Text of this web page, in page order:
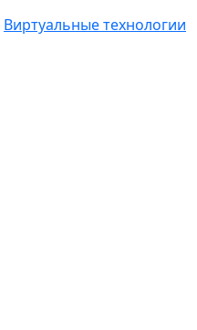
Виртуальные технологии